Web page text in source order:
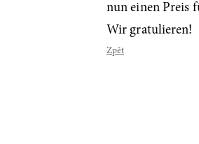
nun einen Preis
Wir gratulieren!
Zpět